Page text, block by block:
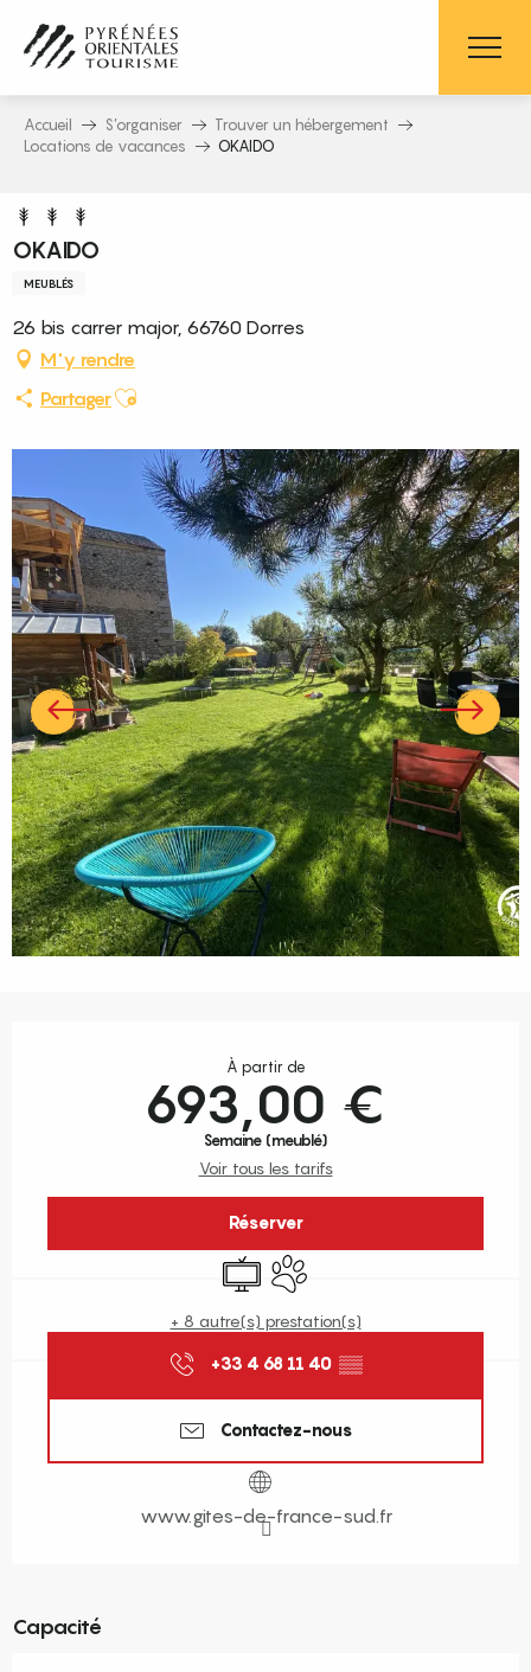
contenu
principal
Accueil S’organiser
Trouver un hébergement
Locations de vacances
OKAIDO
OKAIDO
MEUBLÉS
26 bis carrer major, 66760 Dorres
M'y rendre
PartagerAjouter aux favoris
À partir de
693,00 €
Semaine (meublé)
Voir tous les tarifs
Réserver
TélévisionAnimaux acceptés
+ 8 autre(s) prestation(s)
+33 4 68 11 40 ▒▒
Contactez-nous
www.gites-de-france-sud.fr
Capacité